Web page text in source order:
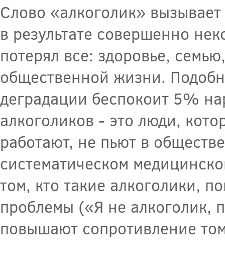
Слово «алкоголик»
в результате совершенно
потерял все: здоровье,
общественной жизни.
деградации беспокоит 5%
алкоголиков - это люди,
работают, не пьют в
систематическом
том, кто такие алкоголики,
проблемы («Я не алкоголик,
повышают сопротивление